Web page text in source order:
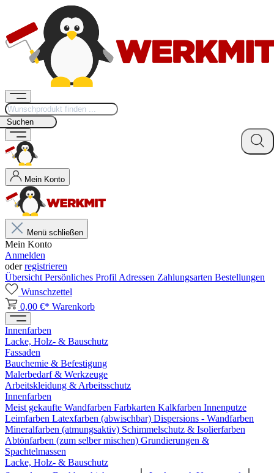
Suchen
Mein Konto
Menü schließen
Mein Konto
Anmelden
oderregistrieren
Übersicht Persönliches Profil Adressen Zahlungsarten Bestellungen
Wunschzettel
0,00 €* Warenkorb
Innenfarben
Lacke, Holz- & Bauschutz
Fassaden
Bauchemie & Befestigung
Malerbedarf & Werkzeuge
Arbeitskleidung & Arbeitsschutz
Innenfarben
Meist gekaufte Wandfarben Farbkarten Kalkfarben Innenputze
Leimfarben Latexfarben (abwischbar) Dispersions - Wandfarben
Mineralfarben (atmungsaktiv) Schimmelschutz & Isolierfarben
Abtönfarben (zum selber mischen) Grundierungen &
Spachtelmassen
Lacke, Holz- & Bauschutz